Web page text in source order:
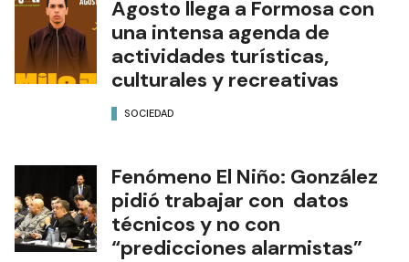
Agosto llega a Formosa con
una intensa agenda de
actividades turísticas,
culturales y recreativas
SOCIEDAD
Fenómeno El Niño: González
pidió trabajar con datos
técnicos y no con
“predicciones alarmistas”